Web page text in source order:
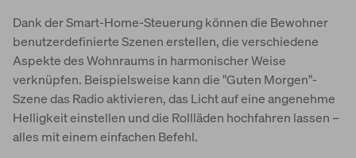
Dank der Smart-Home-Steuerung können die Bewohner
benutzerdefinierte Szenen erstellen, die verschiedene
Aspekte des Wohnraums in harmonischer Weise
verknüpfen. Beispielsweise kann die "Guten Morgen"-
Szene das Radio aktivieren, das Licht auf eine angenehme
Helligkeit einstellen und die Rollläden hochfahren lassen –
alles mit einem einfachen Befehl.